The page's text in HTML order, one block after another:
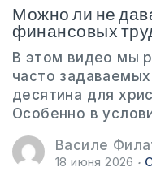
Можно ли не
финансовых
В этом видео мы
часто
десятина для
Особенно в
Василе
18 июня 2026